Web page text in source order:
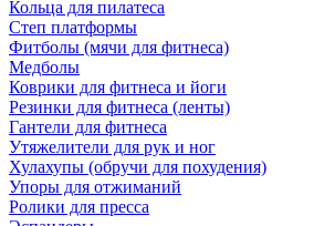
Кольца для пилатеса
Степ платформы
Фитболы (мячи для фитнеса)
Медболы
Коврики для фитнеса и йоги
Резинки для фитнеса (ленты)
Гантели для фитнеса
Утяжелители для рук и ног
Хулахупы (обручи для похудения)
Упоры для отжиманий
Ролики для пресса